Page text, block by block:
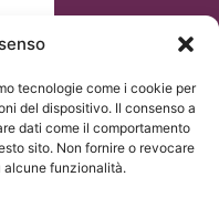
tecnologie come i cookie per
del dispositivo. Il consenso a
dati come il comportamento
sito. Non fornire o revocare
alcune funzionalità.